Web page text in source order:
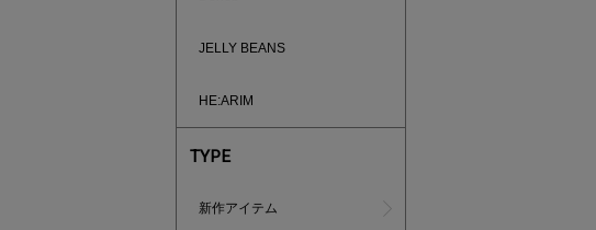
JELLY BEANS
HE:ARIM
TYPE
新作アイテム